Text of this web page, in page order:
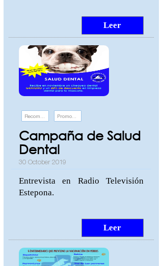
Leer
Promociones y eventos
Campaña de Salud
Dental
30 October 2019
Entrevista en Radio Televisión
Leer